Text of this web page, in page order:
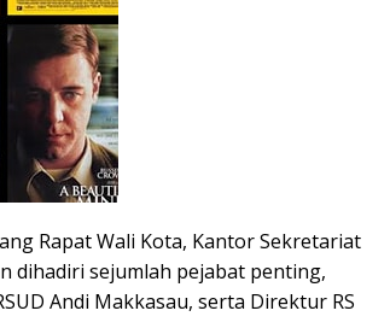
Rapat Wali Kota, Kantor Sekretariat
dihadiri sejumlah pejabat penting,
Andi Makkasau, serta Direktur RS